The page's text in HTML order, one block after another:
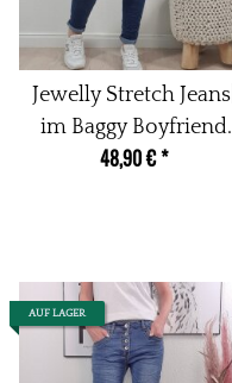
Jewelly Stretch Jeans|
im Baggy Boyfriend
Schnitt| Damen Hose
48,90 €*
AUF LAGER